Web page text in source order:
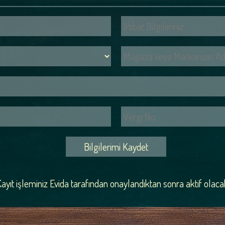
Bilgilerimi Kaydet
işleminiz Evida tarafından onaylandıktan sonra aktif